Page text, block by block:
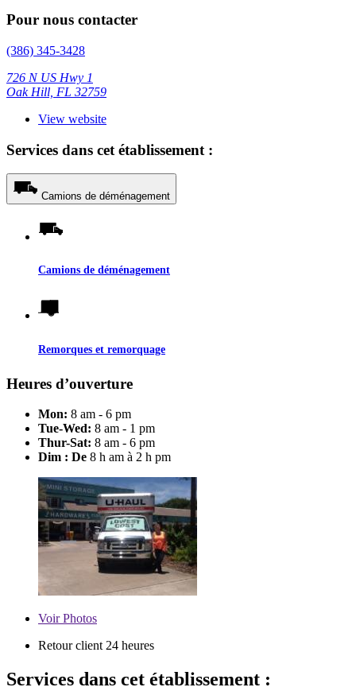
Pour nous contacter
(386) 345-3428
726 N US Hwy 1
Oak Hill, FL 32759
View website
Services dans cet établissement :
Camions de déménagement
Camions de déménagement
Remorques et remorquage
Heures d’ouverture
Mon: 8 am - 6 pm
Tue-Wed: 8 am - 1 pm
Thur-Sat: 8 am - 6 pm
Dim : De 8 h am à 2 h pm
VoirPhotos
Retour client 24 heures
Services dans cet établissement :